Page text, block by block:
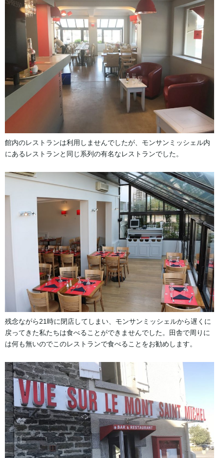
館内のレストランは利用しませんでしたが、モンサンミッシェル内
にあるレストランと同じ系列の有名なレストランでした。
残念ながら21時に閉店してしまい、モンサンミッシェルから遅くに
戻ってきた私たちは食べることができませんでした。田舎で周りに
は何も無いのでこのレストランで食べることをお勧めします。